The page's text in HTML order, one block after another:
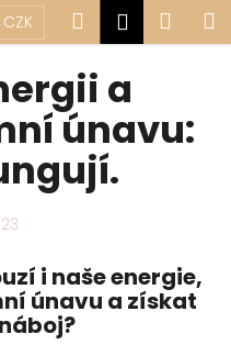
CZK Hledat
a
únavu:
i naše energie,
únavu a získat